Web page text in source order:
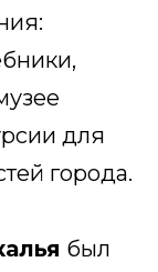
для
города.
был